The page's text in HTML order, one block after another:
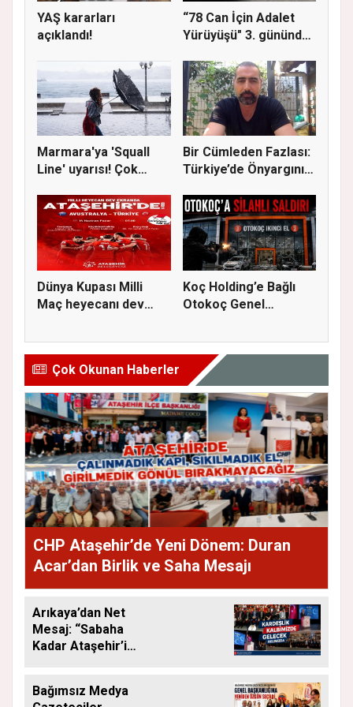
YAŞ kararları
açıklandı!
“78 Can İçin Adalet
Yürüyüşü" 3. gününde
Marmara'ya 'Squall
Line' uyarısı! Çok
Bir Cümleden Fazlası:
Türkiye’de Önyargının
Dünya Kupası Milli
Maç heyecanı dev
Koç Holding’e Bağlı
Otokoç Genel
Çok Okunan Haberler
CHP Ataşehir’de Yeni Dönem: Duran
Acar’dan Birlik ve Saha Mesajı
Arıkaya’dan Net
Mesaj: “Sabaha
Kadar Ataşehir’i
Bağımsız Medya